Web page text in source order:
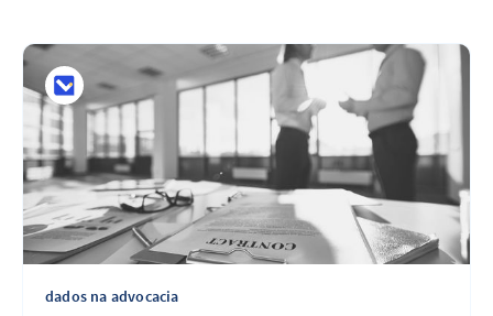
dados na advocacia